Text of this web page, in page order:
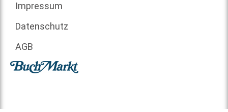
Impressum
Datenschutz
AGB